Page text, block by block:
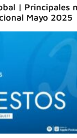
| Principales
Mayo 2025